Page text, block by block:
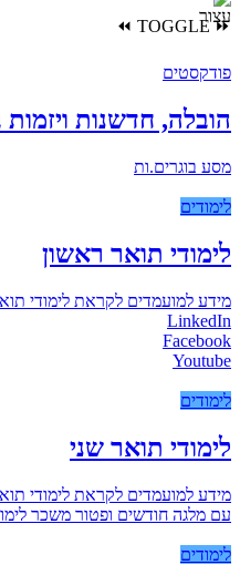
⏩
TOGGLE
⏪
פודקסטים
הובלה, חדשנות
מסע בוגרים.ות
לימודים
לימודי תואר ראשון
מידע למועמדים לקראת לימודי
LinkedIn
Facebook
Youtube
לימודים
לימודי תואר שני
מידע למועמדים לקראת לימודי
עם מלגה חודשים ופטור משכר
לימודים